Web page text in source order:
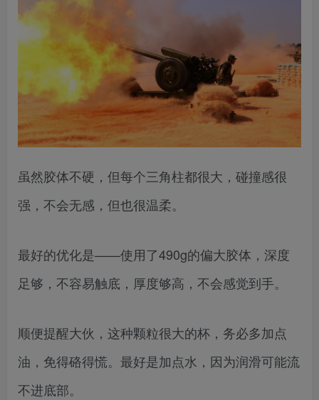
虽然胶体不硬，但每个三角柱都很大，碰撞感很
强，不会无感，但也很温柔。
最好的优化是——使用了490g的偏大胶体，深度
足够，不容易触底，厚度够高，不会感觉到手。
顺便提醒大伙，这种颗粒很大的杯，务必多加点
油，免得硌得慌。最好是加点水，因为润滑可能流
不进底部。